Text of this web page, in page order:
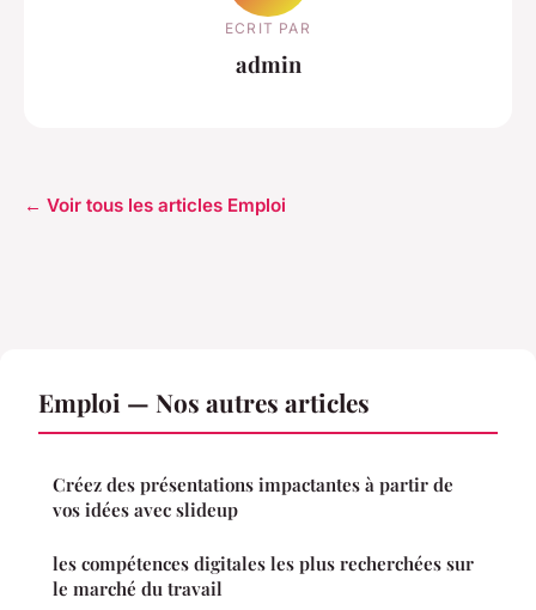
ECRIT PAR
admin
← Voir tous les articles Emploi
Emploi — Nos autres articles
Créez des présentations impactantes à partir de
vos idées avec slideup
les compétences digitales les plus recherchées sur
le marché du travail